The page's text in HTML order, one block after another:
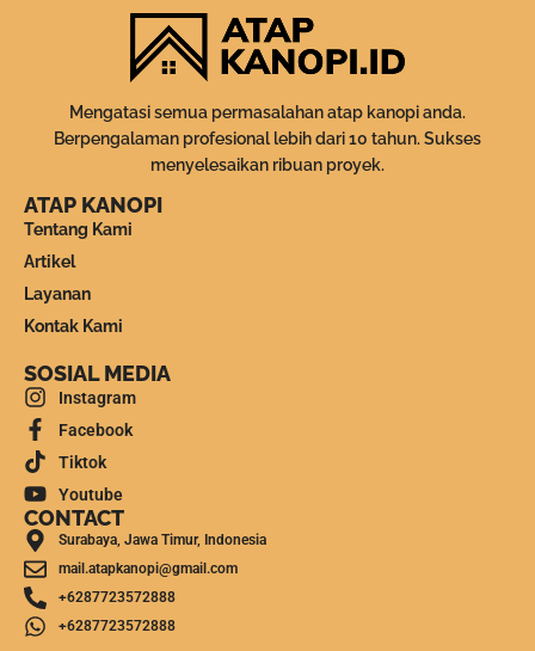
Mengatasi semua permasalahan atap kanopi anda.
Berpengalaman profesional lebih dari 10 tahun. Sukses
menyelesaikan ribuan proyek.
ATAP KANOPI
Tentang Kami
Artikel
Layanan
Kontak Kami
SOSIAL MEDIA
Instagram
Facebook
Tiktok
Youtube
CONTACT
Surabaya, Jawa Timur, Indonesia
mail.atapkanopi@gmail.com
+6287723572888
+6287723572888